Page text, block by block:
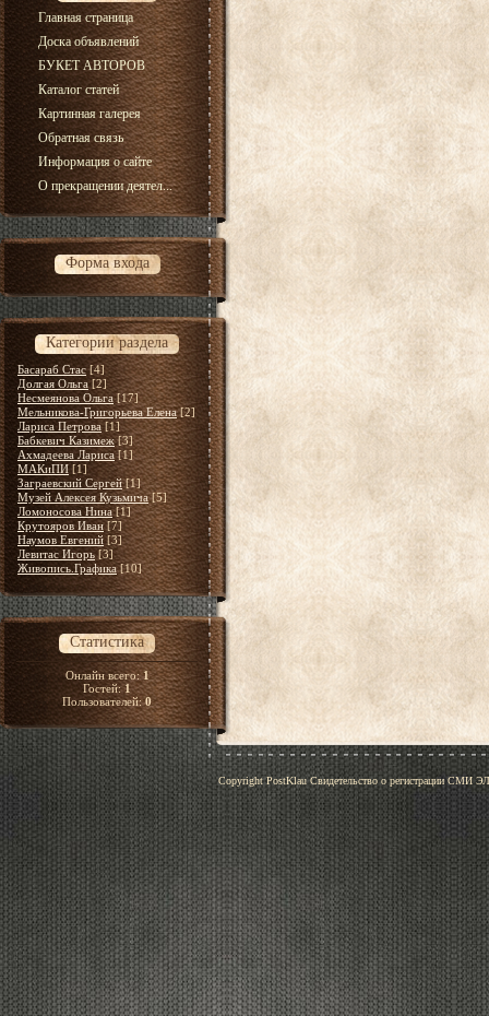
Главная страница
Доска объявлений
БУКЕТ АВТОРОВ
Каталог статей
Картинная галерея
Обратная связь
Информация о сайте
О прекращении деятел...
Форма входа
Категории раздела
Басараб Стас [4]
Долгая Ольга [2]
Несмеянова Ольга [17]
Мельникова-Григорьева Елена [2]
Лариса Петрова [1]
Бабкевич Казимеж [3]
Ахмадеева Лариса [1]
МАКиПИ [1]
Заграевский Сергей [1]
Музей Алексея Кузьмича [5]
Ломоносова Нина [1]
Крутояров Иван [7]
Наумов Евгений [3]
Левитас Игорь [3]
Живопись.Графика [10]
Статистика
Онлайн всего:1
Гостей:1
Пользователей:0
Copyright PostKlau Свидетельство о регистрации СМИ